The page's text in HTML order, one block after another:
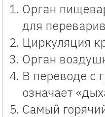
Орган
для
Циркуляция
Орган
В переводе с
означает
Самый